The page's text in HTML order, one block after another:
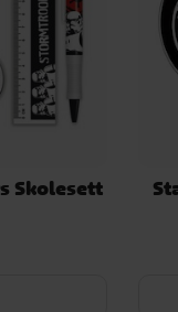
Skolesett